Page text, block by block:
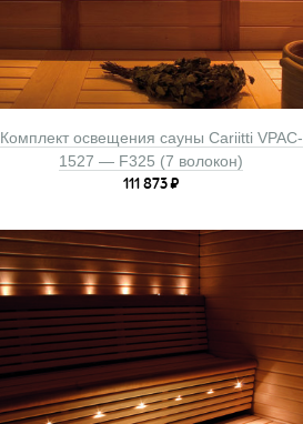
Комплект освещения сауны Cariitti VPAC-
1527 — F325 (7 волокон)
111 873₽